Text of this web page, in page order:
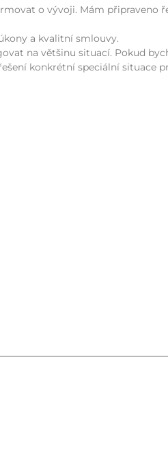
o vývoji. Mám připraveno
a kvalitní smlouvy.
na většinu situací. Pokud
konkrétní speciální situace